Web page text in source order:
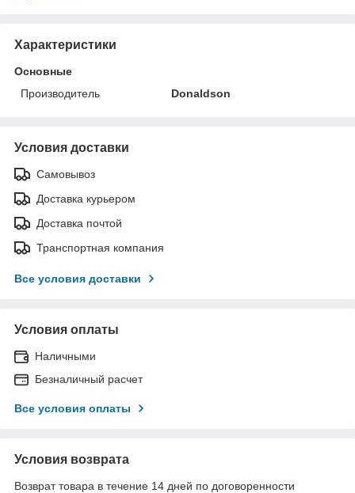
Характеристики
Основные
Производитель
Donaldson
Условия доставки
Самовывоз
Доставка курьером
Доставка почтой
Транспортная компания
Все условия доставки
Условия оплаты
Наличными
Безналичный расчет
Все условия оплаты
Условия возврата
Возврат товара в течение 14 дней по договоренности